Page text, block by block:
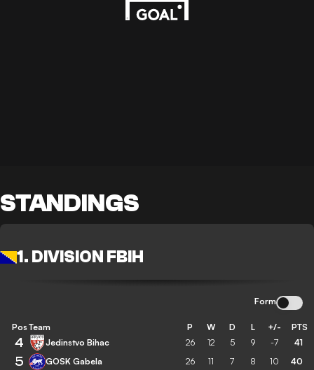
STANDINGS
1. DIVISION FBIH
Form
Pos Team P W D L +/- PTS
4 Jedinstvo Bihac 26 12 5 9 -7 41
5 GOSK Gabela 26 11 7 8 10 40